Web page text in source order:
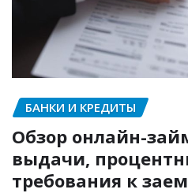
БАНКИ И КРЕДИТЫ
Обзор онлайн-
выдачи,
требования к